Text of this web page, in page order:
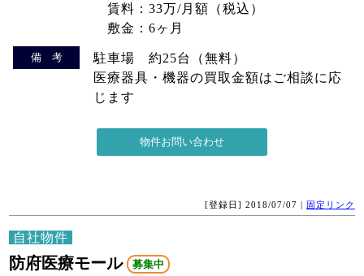
賃料：33万/月額（税込）
敷金：6ヶ月
備 考
駐車場 約25台（無料）
医療器具・機器の買取金額はご相談に応
じます
[登録日] 2018/07/07 | 固定リンク
自社物件
防府医療モール 募集中